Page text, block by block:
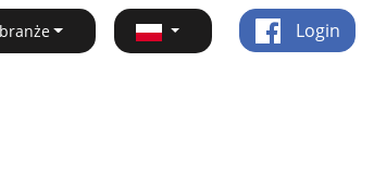
Login